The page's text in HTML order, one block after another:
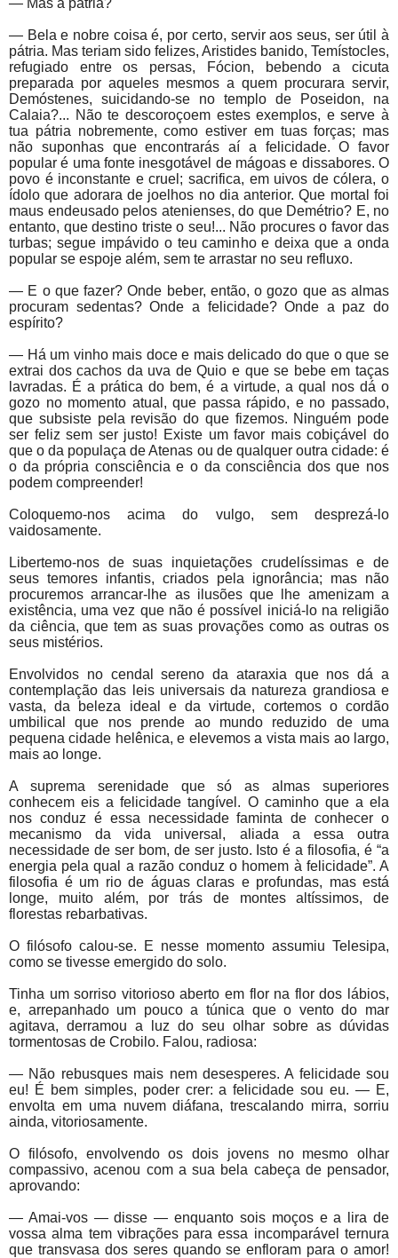
— Mas a pátria?
— Bela e nobre coisa é, por certo, servir aos seus, ser útil à
pátria. Mas teriam sido felizes, Aristides banido, Temístocles,
refugiado entre os persas, Fócion, bebendo a cicuta
preparada por aqueles mesmos a quem procurara servir,
Demóstenes, suicidando-se no templo de Poseidon, na
Calaia?... Não te descoroçoem estes exemplos, e serve à
tua pátria nobremente, como estiver em tuas forças; mas
não suponhas que encontrarás aí a felicidade. O favor
popular é uma fonte inesgotável de mágoas e dissabores. O
povo é inconstante e cruel; sacrifica, em uivos de cólera, o
ídolo que adorara de joelhos no dia anterior. Que mortal foi
maus endeusado pelos atenienses, do que Demétrio? E, no
entanto, que destino triste o seu!... Não procures o favor das
turbas; segue impávido o teu caminho e deixa que a onda
popular se espoje além, sem te arrastar no seu refluxo.
— E o que fazer? Onde beber, então, o gozo que as almas
procuram sedentas? Onde a felicidade? Onde a paz do
espírito?
— Há um vinho mais doce e mais delicado do que o que se
extrai dos cachos da uva de Quio e que se bebe em taças
lavradas. É a prática do bem, é a virtude, a qual nos dá o
gozo no momento atual, que passa rápido, e no passado,
que subsiste pela revisão do que fizemos. Ninguém pode
ser feliz sem ser justo! Existe um favor mais cobiçável do
que o da populaça de Atenas ou de qualquer outra cidade: é
o da própria consciência e o da consciência dos que nos
podem compreender!
Coloquemo-nos acima do vulgo, sem desprezá-lo
vaidosamente.
Libertemo-nos de suas inquietações crudelíssimas e de
seus temores infantis, criados pela ignorância; mas não
procuremos arrancar-lhe as ilusões que lhe amenizam a
existência, uma vez que não é possível iniciá-lo na religião
da ciência, que tem as suas provações como as outras os
seus mistérios.
Envolvidos no cendal sereno da ataraxia que nos dá a
contemplação das leis universais da natureza grandiosa e
vasta, da beleza ideal e da virtude, cortemos o cordão
umbilical que nos prende ao mundo reduzido de uma
pequena cidade helênica, e elevemos a vista mais ao largo,
mais ao longe.
A suprema serenidade que só as almas superiores
conhecem eis a felicidade tangível. O caminho que a ela
nos conduz é essa necessidade faminta de conhecer o
mecanismo da vida universal, aliada a essa outra
necessidade de ser bom, de ser justo. Isto é a filosofia, é “a
energia pela qual a razão conduz o homem à felicidade”. A
filosofia é um rio de águas claras e profundas, mas está
longe, muito além, por trás de montes altíssimos, de
florestas rebarbativas.
O filósofo calou-se. E nesse momento assumiu Telesipa,
como se tivesse emergido do solo.
Tinha um sorriso vitorioso aberto em flor na flor dos lábios,
e, arrepanhado um pouco a túnica que o vento do mar
agitava, derramou a luz do seu olhar sobre as dúvidas
tormentosas de Crobilo. Falou, radiosa:
— Não rebusques mais nem desesperes. A felicidade sou
eu! É bem simples, poder crer: a felicidade sou eu. — E,
envolta em uma nuvem diáfana, trescalando mirra, sorriu
ainda, vitoriosamente.
O filósofo, envolvendo os dois jovens no mesmo olhar
compassivo, acenou com a sua bela cabeça de pensador,
aprovando:
— Amai-vos — disse — enquanto sois moços e a lira de
vossa alma tem vibrações para essa incomparável ternura
que transvasa dos seres quando se enfloram para o amor!